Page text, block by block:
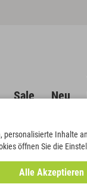
Sale Neu
personalisierte Inhalte
öffnen Sie die
Alle Akzeptieren